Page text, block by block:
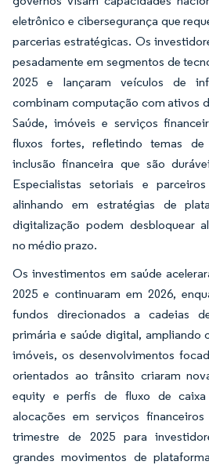
eletrônico e cibersegurança que
parcerias estratégicas. Os
pesadamente em segmentos de
2025 e lançaram veículos de
combinam computação com ativos
Saúde, imóveis e serviços
fluxos fortes, refletindo temas
inclusão financeira que são
Especialistas setoriais e
alinhando em estratégias de
digitalização podem desbloquear
no médio prazo.
Os investimentos em saúde
2025 e continuaram em 2026,
fundos direcionados a cadeias
primária e saúde digital, ampliando
imóveis, os desenvolvimentos
orientados ao trânsito criaram
equity e perfis de fluxo de
alocações em serviços
trimestre de 2025 para
grandes movimentos de